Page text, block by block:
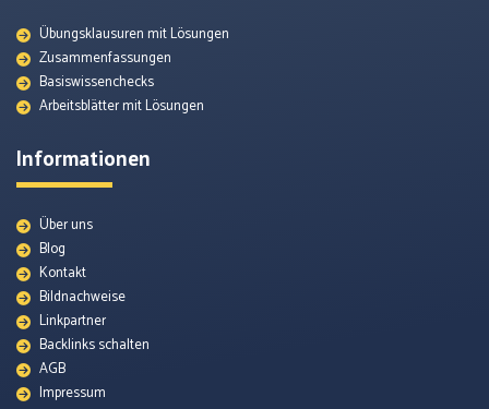
Quellenmaterial
Themenunterseiten
Übungsklausuren mit Lösungen
Zusammenfassungen
Basiswissenchecks
Arbeitsblätter mit Lösungen
Informationen
Über uns
Blog
Kontakt
Bildnachweise
Linkpartner
Backlinks schalten
AGB
Impressum